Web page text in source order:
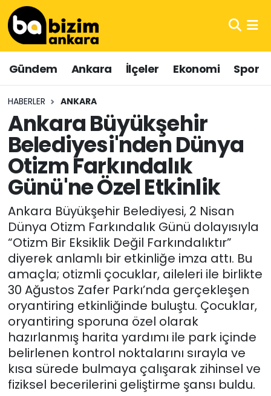
Gündem Ankara İlçeler Ekonomi Spor
HABERLER ANKARA
Ankara Büyükşehir
Belediyesi'nden Dünya
Otizm Farkındalık
Günü'ne Özel Etkinlik
Ankara Büyükşehir Belediyesi, 2 Nisan
Dünya Otizm Farkındalık Günü dolayısıyla
“Otizm Bir Eksiklik Değil Farkındalıktır”
diyerek anlamlı bir etkinliğe imza attı. Bu
amaçla; otizmli çocuklar, aileleri ile birlikte
30 Ağustos Zafer Parkı’nda gerçekleşen
oryantiring etkinliğinde buluştu. Çocuklar,
oryantiring sporuna özel olarak
hazırlanmış harita yardımı ile park içinde
belirlenen kontrol noktalarını sırayla ve
kısa sürede bulmaya çalışarak zihinsel ve
fiziksel becerilerini geliştirme şansı buldu.
Hava Durumu
Trafik Durumu
Süper Lig Puan Durumu ve Fikstür
Tüm Manşetler
Son Dakika Haberleri